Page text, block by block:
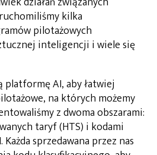
kilka
pilotażowych
inteligencji i wiele się
platformę AI, aby łatwiej
na których możemy
z dwoma obszarami:
taryf (HTS) i kodami
sprzedawana przez nas